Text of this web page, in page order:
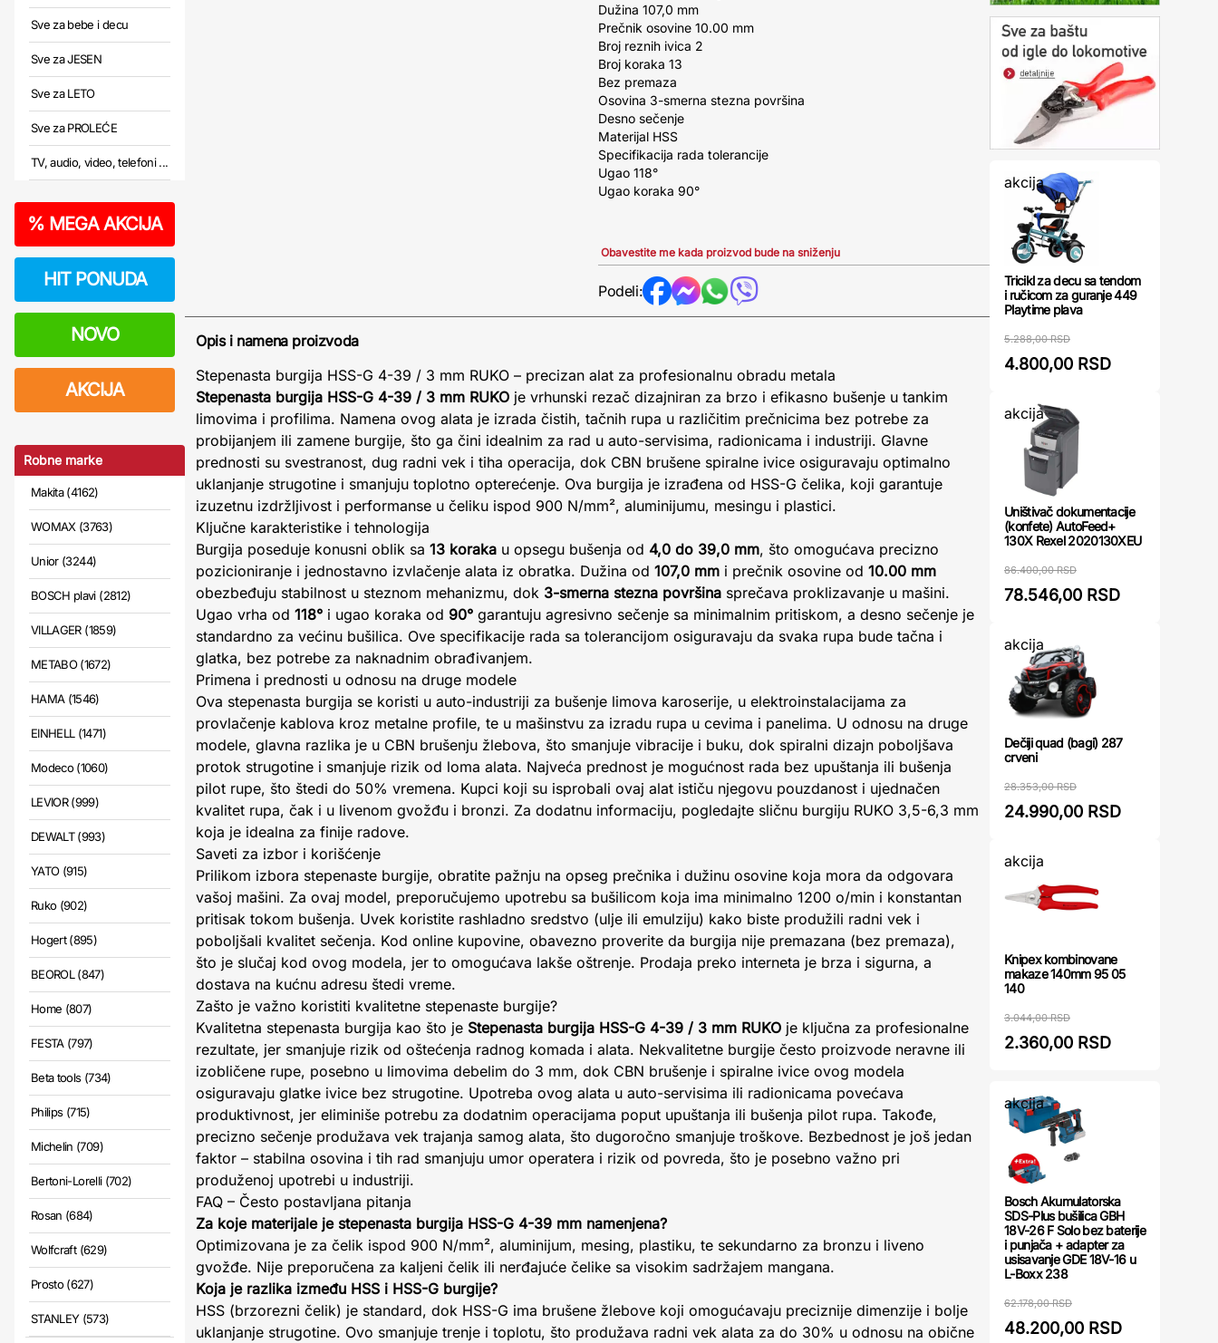
Sve za bebe i decu
Sve za JESEN
Sve za LETO
Sve za PROLEĆE
TV, audio, video, telefoni ...
% MEGA AKCIJA
HIT PONUDA
NOVO
AKCIJA
Robne marke
Makita (4162)
WOMAX (3763)
Unior (3244)
BOSCH plavi (2812)
VILLAGER (1859)
METABO (1672)
HAMA (1546)
EINHELL (1471)
Modeco (1060)
LEVIOR (999)
DEWALT (993)
YATO (915)
Ruko (902)
Hogert (895)
BEOROL (847)
Home (807)
FESTA (797)
Beta tools (734)
Philips (715)
Michelin (709)
Bertoni-Lorelli (702)
Rosan (684)
Wolfcraft (629)
Prosto (627)
STANLEY (573)
Dužina 107,0 mm
Prečnik osovine 10.00 mm
Broj reznih ivica 2
Broj koraka 13
Bez premaza
Osovina 3-smerna stezna površina
Desno sečenje
Materijal HSS
Specifikacija rada tolerancije
Ugao 118°
Ugao koraka 90°
Obavestite me kada proizvod bude na sniženju
Podeli:
Opis i namena proizvoda
Stepenasta burgija HSS-G 4-39 / 3 mm RUKO – precizan alat za profesionalnu obradu metala
Stepenasta burgija HSS-G 4-39 / 3 mm RUKO je vrhunski rezač dizajniran za brzo i efikasno bušenje u tankim
limovima i profilima. Namena ovog alata je izrada čistih, tačnih rupa u različitim prečnicima bez potrebe za
probijanjem ili zamene burgije, što ga čini idealnim za rad u auto-servisima, radionicama i industriji. Glavne
prednosti su svestranost, dug radni vek i tiha operacija, dok CBN brušene spiralne ivice osiguravaju optimalno
uklanjanje strugotine i smanjuju toplotno opterećenje. Ova burgija je izrađena od HSS-G čelika, koji garantuje
izuzetnu izdržljivost i performanse u čeliku ispod 900 N/mm², aluminijumu, mesingu i plastici.
Ključne karakteristike i tehnologija
Burgija poseduje konusni oblik sa 13 koraka u opsegu bušenja od 4,0 do 39,0 mm, što omogućava precizno
pozicioniranje i jednostavno izvlačenje alata iz obratka. Dužina od 107,0 mm i prečnik osovine od 10.00 mm
obezbeđuju stabilnost u steznom mehanizmu, dok 3-smerna stezna površina sprečava proklizavanje u mašini.
Ugao vrha od 118° i ugao koraka od 90° garantuju agresivno sečenje sa minimalnim pritiskom, a desno sečenje je
standardno za većinu bušilica. Ove specifikacije rada sa tolerancijom osiguravaju da svaka rupa bude tačna i
glatka, bez potrebe za naknadnim obrađivanjem.
Primena i prednosti u odnosu na druge modele
Ova stepenasta burgija se koristi u auto-industriji za bušenje limova karoserije, u elektroinstalacijama za
provlačenje kablova kroz metalne profile, te u mašinstvu za izradu rupa u cevima i panelima. U odnosu na druge
modele, glavna razlika je u CBN brušenju žlebova, što smanjuje vibracije i buku, dok spiralni dizajn poboljšava
protok strugotine i smanjuje rizik od loma alata. Najveća prednost je mogućnost rada bez upuštanja ili bušenja
pilot rupe, što štedi do 50% vremena. Kupci koji su isprobali ovaj alat ističu njegovu pouzdanost i ujednačen
kvalitet rupa, čak i u livenom gvožđu i bronzi. Za dodatnu informaciju, pogledajte sličnu burgiju RUKO 3,5-6,3 mm
koja je idealna za finije radove.
Saveti za izbor i korišćenje
Prilikom izbora stepenaste burgije, obratite pažnju na opseg prečnika i dužinu osovine koja mora da odgovara
vašoj mašini. Za ovaj model, preporučujemo upotrebu sa bušilicom koja ima minimalno 1200 o/min i konstantan
pritisak tokom bušenja. Uvek koristite rashladno sredstvo (ulje ili emulziju) kako biste produžili radni vek i
poboljšali kvalitet sečenja. Kod online kupovine, obavezno proverite da burgija nije premazana (bez premaza),
što je slučaj kod ovog modela, jer to omogućava lakše oštrenje. Prodaja preko interneta je brza i sigurna, a
dostava na kućnu adresu štedi vreme.
Zašto je važno koristiti kvalitetne stepenaste burgije?
Kvalitetna stepenasta burgija kao što je Stepenasta burgija HSS-G 4-39 / 3 mm RUKO je ključna za profesionalne
rezultate, jer smanjuje rizik od oštećenja radnog komada i alata. Nekvalitetne burgije često proizvode neravne ili
izobličene rupe, posebno u limovima debelim do 3 mm, dok CBN brušenje i spiralne ivice ovog modela
osiguravaju glatke ivice bez strugotine. Upotreba ovog alata u auto-servisima ili radionicama povećava
produktivnost, jer eliminiše potrebu za dodatnim operacijama poput upuštanja ili bušenja pilot rupa. Takođe,
precizno sečenje produžava vek trajanja samog alata, što dugoročno smanjuje troškove. Bezbednost je još jedan
faktor – stabilna osovina i tih rad smanjuju umor operatera i rizik od povreda, što je posebno važno pri
produženoj upotrebi u industriji.
FAQ – Često postavljana pitanja
Za koje materijale je stepenasta burgija HSS-G 4-39 mm namenjena?
Optimizovana je za čelik ispod 900 N/mm², aluminijum, mesing, plastiku, te sekundarno za bronzu i liveno
gvožđe. Nije preporučena za kaljeni čelik ili nerđajuće čelike sa visokim sadržajem mangana.
Koja je razlika između HSS i HSS-G burgije?
HSS (brzorezni čelik) je standard, dok HSS-G ima brušene žlebove koji omogućavaju preciznije dimenzije i bolje
uklanjanje strugotine. Ovo smanjuje trenje i toplotu, što produžava radni vek alata za do 30% u odnosu na obične
akcija
Tricikl za decu sa tendom
i ručicom za guranje 449
Playtime plava
5.288,00 RSD
4.800,00 RSD
akcija
Uništivač dokumentacije
(konfete) AutoFeed+
130X Rexel 2020130XEU
86.400,00 RSD
78.546,00 RSD
akcija
Dečiji quad (bagi) 287
crveni
28.353,00 RSD
24.990,00 RSD
akcija
Knipex kombinovane
makaze 140mm 95 05
140
3.044,00 RSD
2.360,00 RSD
akcija
Bosch Akumulatorska
SDS-Plus bušilica GBH
18V-26 F Solo bez baterije
i punjača + adapter za
usisavanje GDE 18V-16 u
L-Boxx 238
62.178,00 RSD
48.200,00 RSD